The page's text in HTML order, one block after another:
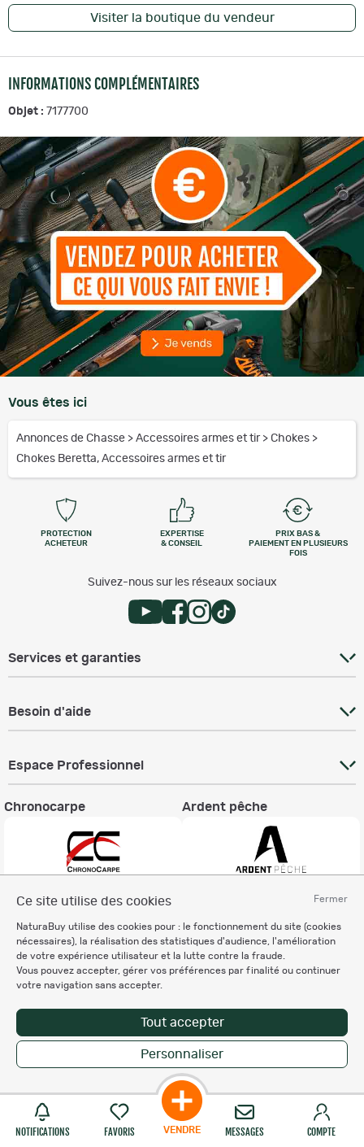
Fermer
Ce site utilise des cookies
NaturaBuy utilise des cookies pour : le fonctionnement du site (cookies
nécessaires), la réalisation des statistiques d'audience, l'amélioration
de votre expérience utilisateur et la lutte contre la fraude.
Vous pouvez accepter, gérer vos préférences par finalité ou continuer
votre navigation sans accepter.
Tout accepter
Personnaliser
NOTIFICATIONS FAVORIS VENDRE MESSAGES COMPTE
Visiter la boutique du vendeur
INFORMATIONS COMPLÉMENTAIRES
Objet : 7177700
Vous êtes ici
Annonces de Chasse > Accessoires armes et tir > Chokes >
Chokes Beretta, Accessoires armes et tir
PROTECTION
ACHETEUR
EXPERTISE
& CONSEIL
PRIX BAS &
PAIEMENT EN PLUSIEURS
FOIS
Suivez-nous sur les réseaux sociaux
Services et garanties
Besoin d'aide
Espace Professionnel
Chronocarpe Ardent pêche
Charte éthique
Mentions légales
Règlement & Conditions d'utilisation
Politique de protection
des données personnelles
Personnalisation des cookies
Copyright © 2007-2026 NaturaBuy. Tous droits réservés. N°CNIL: 1239459.
Les marques commerciales mentionnées appartiennent à leurs propriétaires
respectifs in 0.068 s
Suggestions de recherche
Site NaturaBuy classique